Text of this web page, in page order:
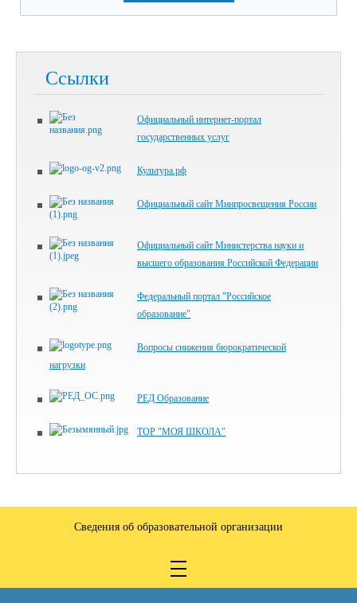
Ссылки
Официальный интернет-портал
государственных услуг
Культура.рф
Официальный сайт Минпросвещения России
Официальный сайт Министерства науки и
высшего образования Российской Федерации
Федеральный портал "Российское
образование"
Вопросы снижения бюрократической
нагрузки
РЕД Образование
ТОР "МОЯ ШКОЛА"
Сведения об образовательной организации